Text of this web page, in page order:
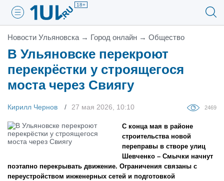
18+
Новости Ульяновска → Город онлайн → Общество
В Ульяновске перекроют
перекрёстки у строящегося
моста через Свиягу
Кирилл Чернов 27 мая 2026, 10:10 2469
С конца мая в районе
строительства новой
переправы в створе улиц
Шевченко – Смычки начнут
поэтапно перекрывать движение. Ограничения связаны с
переустройством инженерных сетей и подготовкой